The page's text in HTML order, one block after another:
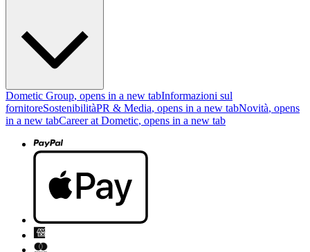
Dometic Group, opens in a new tabInformazioni sul
fornitoreSostenibilitàPR & Media, opens in a new tabNovità, opens
in a new tabCareer at Dometic, opens in a new tab